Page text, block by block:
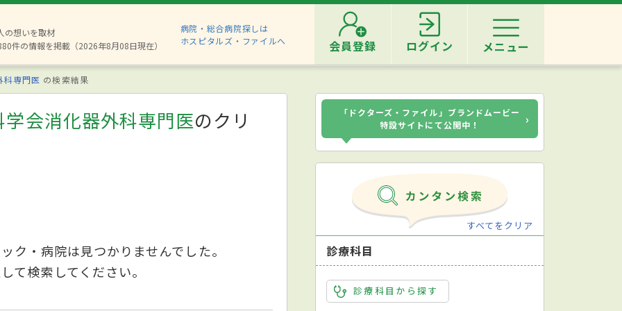
の想いを取材
件の情報を掲載（2026年8月08日現在）
病院・総合病院探しは
ホスピタルズ・ファイルへ
会員登録 ログイン メニュー
科専門医 の検索結果
会消化器外科専門医のクリ
ク・病院は見つかりませんでした。
て検索してください。
「ドクターズ・ファイル」ブランドムービー
特設サイトにて公開中！
›
すべてをクリア
診療科目
診療科目から探す